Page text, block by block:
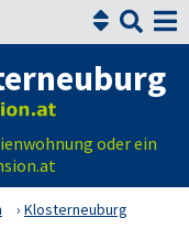


oder ein
Klosterneuburg